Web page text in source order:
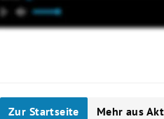
Untermenü
Zur Startseite Mehr aus